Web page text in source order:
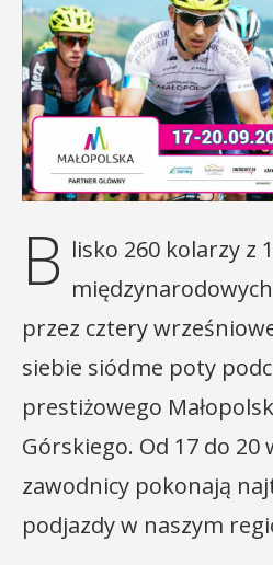
B lisko 260 kolarzy z
przez cztery
siebie siódme poty
prestiżowego
Górskiego. Od 17 do 20
zawodnicy pokonają
podjazdy w naszym